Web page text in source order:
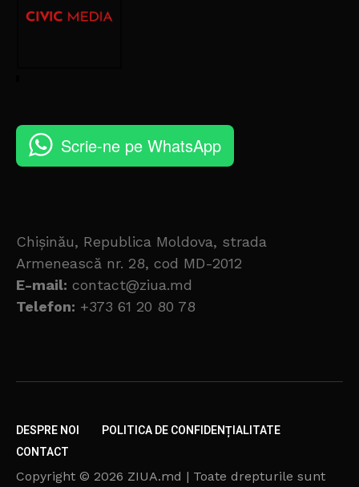
Scrie-ne pe WhatsApp
Chișinău, Republica Moldova, strada
Armenească nr. 28, cod MD-2012
E-mail: contact@ziua.md
Telefon: +373 61 20 80 78
DESPRE NOI
POLITICA DE CONFIDENȚIALITATE
CONTACT
Copyright © 2026 ZIUA.md | Toate drepturile sunt